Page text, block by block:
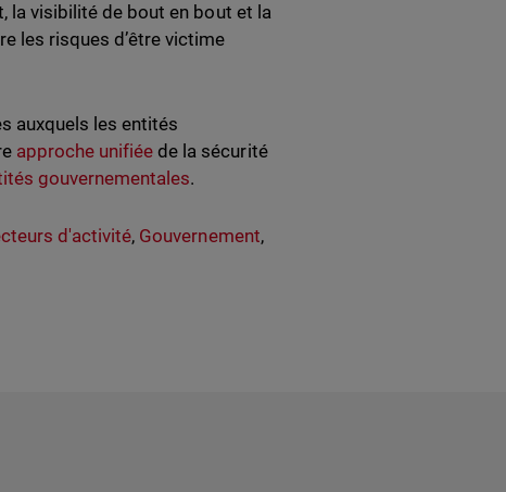
la visibilité de bout en bout et la
les risques d’être victime
auxquels les entités
approche unifiée de la sécurité
gouvernementales.
d'activité, Gouvernement,